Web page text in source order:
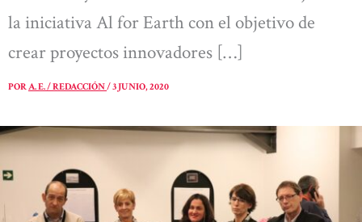
la iniciativa Al for Earth con el objetivo de
crear proyectos innovadores […]
PORA. E. / REDACCIÓN/3 JUNIO, 2020